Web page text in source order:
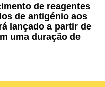
de reagentes
de antigénio aos
lançado a partir de
uma duração de